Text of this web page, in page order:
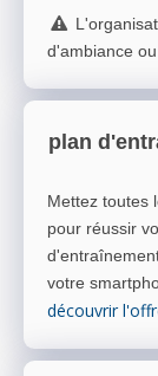
d'ambiance
plan
Mettez toutes
pour réussir
votre
découvrir